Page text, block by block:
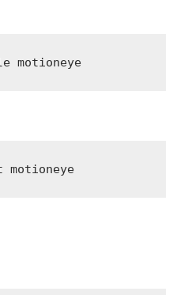
motioneye